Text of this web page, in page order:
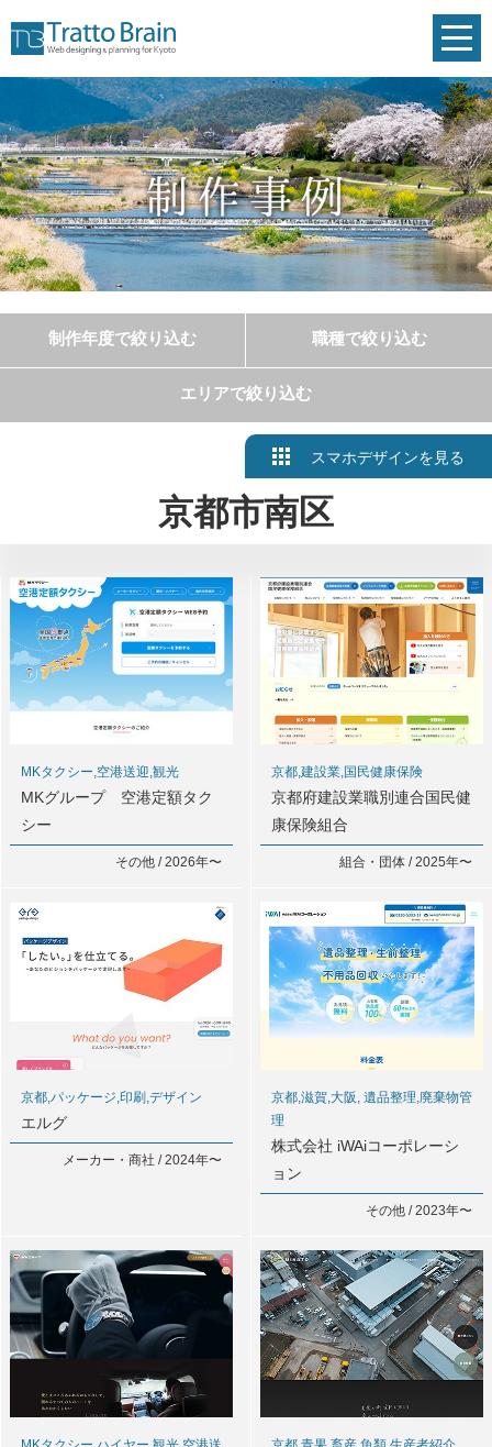
制作年度で絞り込む 職種で絞り込む
エリアで絞り込む
スマホデザインを見る
京都市南区
MKタクシー,空港送迎,観光
MKグループ 空港定額タク
シー
その他 / 2026年〜
京都,建設業,国民健康保険
京都府建設業職別連合国民健
康保険組合
組合・団体 / 2025年〜
京都,パッケージ,印刷,デザイン
エルグ
メーカー・商社 / 2024年〜
京都,滋賀,大阪, 遺品整理,廃棄物管
理
株式会社 iWAiコーポレーシ
ョン
その他 / 2023年〜